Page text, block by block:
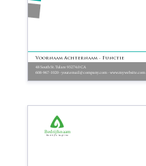
608-967-1020 - your.email@company.com - www.mywebsite.com
Voornaam Achternaam - Functie
48 South St. Tulare 93274.0 CA
Bedrijfsnaam
Bedrijfs tagline